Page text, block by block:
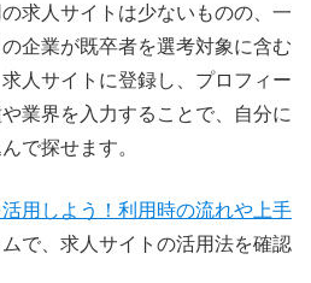
求人サイトは少ないものの、一
企業が既卒者を選考対象に含む
人サイトに登録し、プロフィー
業界を入力することで、自分に
で探せます。
用しよう！利用時の流れや上手
ムで、求人サイトの活用法を確認